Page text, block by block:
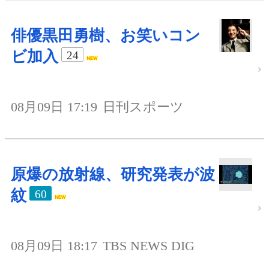
俳優黒田勇樹、お笑いコン
ビ加入
24
08月09日 17:19 日刊スポーツ
原爆の放射線、研究発表が波
紋
60
08月09日 18:17 TBS NEWS DIG